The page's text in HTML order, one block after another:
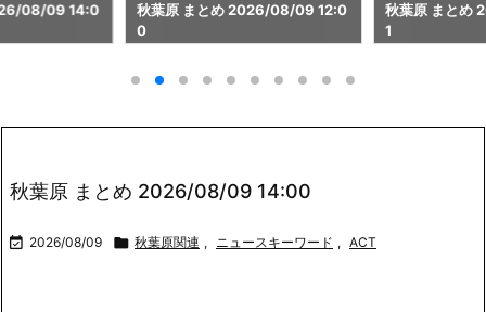
08/09 14:0
秋葉原 まとめ 2026/08/09 12:0
0
秋葉原 まと
1
秋葉原 まとめ 2026/08/09 14:00
 2026/08/09  秋葉原関連 , ニュースキーワード , ACT